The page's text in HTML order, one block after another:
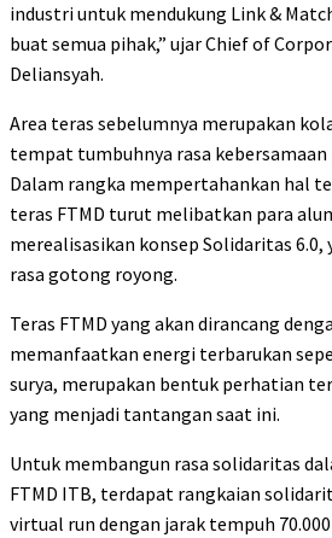
industri untuk mendukung Link &
buat semua pihak,” ujar Chief of
Deliansyah.
Area teras sebelumnya merupakan
tempat tumbuhnya rasa kebersamaan
Dalam rangka mempertahankan hal
teras FTMD turut melibatkan para
merealisasikan konsep Solidaritas
rasa gotong royong.
Teras FTMD yang akan dirancang
memanfaatkan energi terbarukan
surya, merupakan bentuk perhatian
yang menjadi tantangan saat ini.
Untuk membangun rasa solidaritas
FTMD ITB, terdapat rangkaian
virtual run dengan jarak tempuh